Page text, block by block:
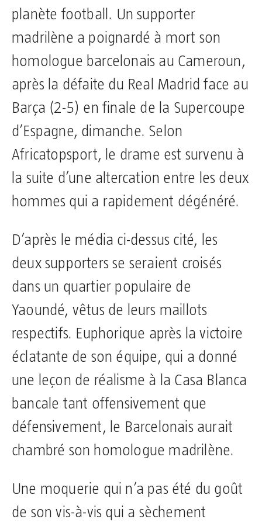
planète football. Un supporter
madrilène a poignardé à mort son
homologue barcelonais au Cameroun,
après la défaite du Real Madrid face au
Barça (2-5) en finale de la Supercoupe
d’Espagne, dimanche. Selon
Africatopsport, le drame est survenu à
la suite d’une altercation entre les deux
hommes qui a rapidement dégénéré.
D’après le média ci-dessus cité, les
deux supporters se seraient croisés
dans un quartier populaire de
Yaoundé, vêtus de leurs maillots
respectifs. Euphorique après la victoire
éclatante de son équipe, qui a donné
une leçon de réalisme à la Casa Blanca
bancale tant offensivement que
défensivement, le Barcelonais aurait
chambré son homologue madrilène.
Une moquerie qui n’a pas été du goût
de son vis-à-vis qui a sèchement